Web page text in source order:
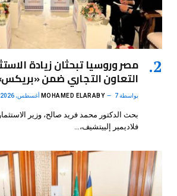
مصر وروسيا تبحثان زيادة
التعاون التجاري ضمن
بواسطة MOHAMED ELARABY 7 أغسطس، 2026
بحث الدكتور محمد فريد صالح، وزير
فلاديمير إلييتشيف،…